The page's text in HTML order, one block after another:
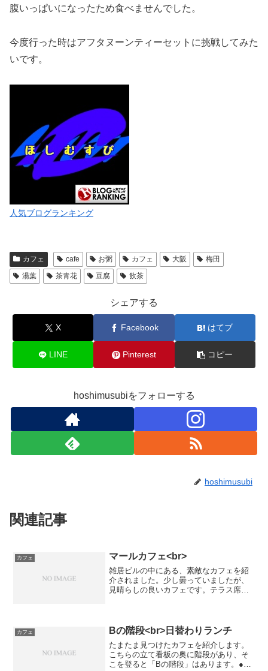
腹いっぱいになったため食べませんでした。
今度行った時はアフタヌーンティーセットに挑戦してみた
いです。
人気ブログランキング
カフェ cafe お粥 カフェ 大阪
梅田
湯葉
茶青花 豆腐 飲茶
シェアする
X Facebook はてブ
LINE Pinterest コピー
hoshimusubiをフォローする
hoshimusubi
関連記事
カフェ マールカフェ<br>
雑居ビルの中にある、素敵なカフェを紹
介されました。少し曇っていましたが、
見晴らしの良いカフェです。テラス席だ
が並んでいます。・紅茶素...
カフェ Bの階段<br>日替わりランチ
たまたま見つけたカフェを紹介します。
こちらの立て看板の奥に階段があり、そ
こを登ると「Bの階段」はあります。●日